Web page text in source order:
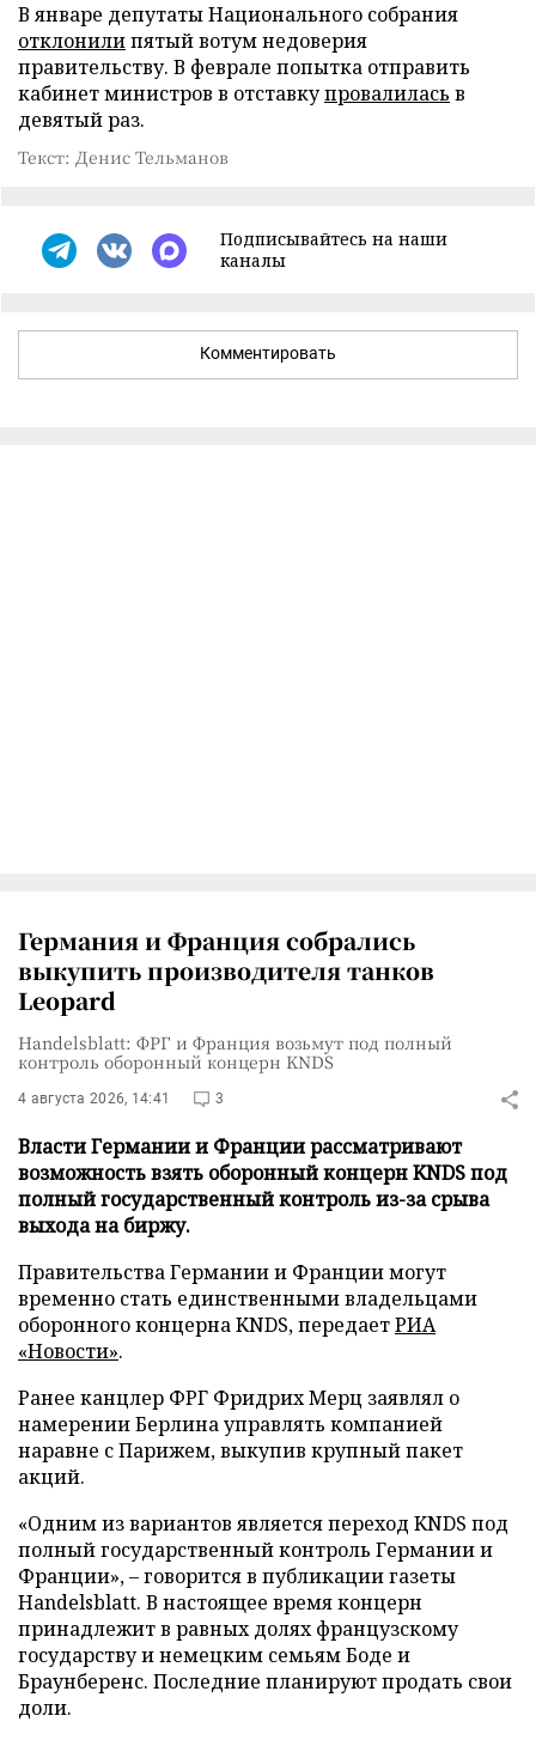
В январе депутаты Национального собрания
отклонилипятый вотум недоверия
правительству. В феврале попытка отправить
кабинет министров в отставкупровалилась в
девятый раз.
Текст: Денис Тельманов
Подписывайтесь на наши
каналы
Комментировать
Германия и Франция собрались
выкупить производителя танков
Leopard
Handelsblatt: ФРГ и Франция возьмут под полный
контроль оборонный концерн KNDS
4 августа 2026, 14:41 3
Власти Германии и Франции рассматривают
возможность взять оборонный концерн KNDS под
полный государственный контроль из-за срыва
выхода на биржу.
Правительства Германии и Франции могут
временно стать единственными владельцами
оборонного концерна KNDS, передаетРИА
«Новости».
Ранее канцлер ФРГ Фридрих Мерц заявлял о
намерении Берлина управлять компанией
наравне с Парижем, выкупив крупный пакет
акций.
«Одним из вариантов является переход KNDS под
полный государственный контроль Германии и
Франции», – говорится в публикации газеты
Handelsblatt. В настоящее время концерн
принадлежит в равных долях французскому
государству и немецким семьям Боде и
Браунберенс. Последние планируют продать свои
доли.